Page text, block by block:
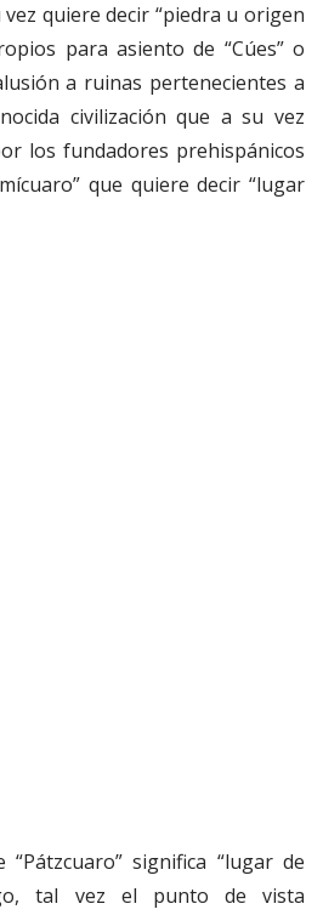
vez quiere decir “piedra u origen
para asiento de “Cúes” o
a ruinas pertenecientes a
civilización que a su vez
los fundadores prehispánicos
que quiere decir “lugar
significa “lugar de
tal vez el punto de vista